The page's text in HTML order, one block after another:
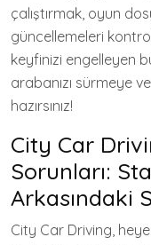
çalıştırmak, oyun
güncellemeleri
keyfinizi engelleyen
arabanızı sürmeye
hazırsınız!
City Car
Sorunları:
Arkasındaki
City Car Driving,